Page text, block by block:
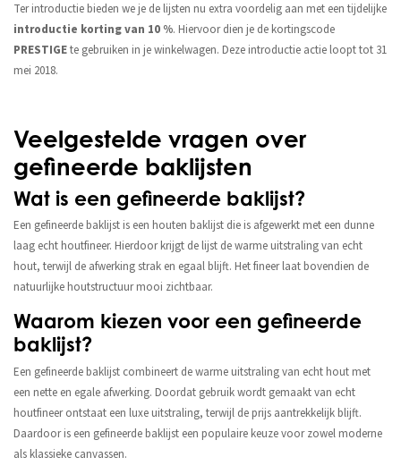
Ter introductie bieden we je de lijsten nu extra voordelig aan met een tijdelijke
introductie korting van 10 %. Hiervoor dien je de kortingscode
PRESTIGEte gebruiken in je winkelwagen. Deze introductie actie loopt tot 31
mei 2018.
Veelgestelde vragen over
gefineerde baklijsten
Wat is een gefineerde baklijst?
Een gefineerde baklijst is een houten baklijst die is afgewerkt met een dunne
laag echt houtfineer. Hierdoor krijgt de lijst de warme uitstraling van echt
hout, terwijl de afwerking strak en egaal blijft. Het fineer laat bovendien de
natuurlijke houtstructuur mooi zichtbaar.
Waarom kiezen voor een gefineerde
baklijst?
Een gefineerde baklijst combineert de warme uitstraling van echt hout met
een nette en egale afwerking. Doordat gebruik wordt gemaakt van echt
houtfineer ontstaat een luxe uitstraling, terwijl de prijs aantrekkelijk blijft.
Daardoor is een gefineerde baklijst een populaire keuze voor zowel moderne
als klassieke canvassen.